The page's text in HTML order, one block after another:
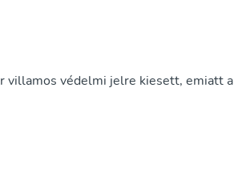
villamos védelmi jelre kiesett, emiatt a